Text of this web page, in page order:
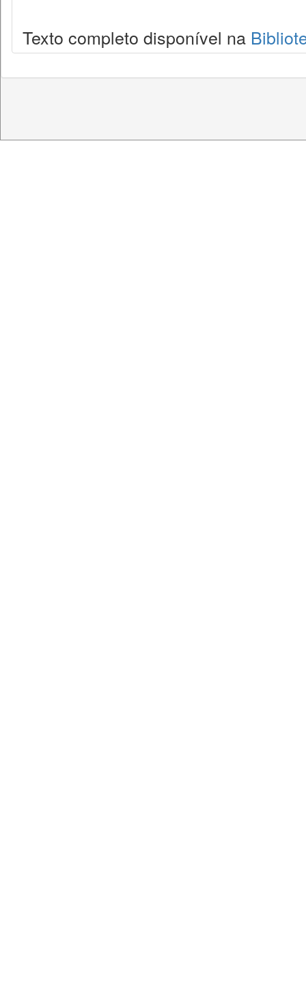
Texto completo disponível na